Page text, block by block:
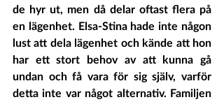
de hyr ut, men då delar oftast flera på
en lägenhet. Elsa-Stina hade inte någon
lust att dela lägenhet och kände att hon
har ett stort behov av att kunna gå
undan och få vara för sig själv, varför
detta inte var något alternativ. Familjen